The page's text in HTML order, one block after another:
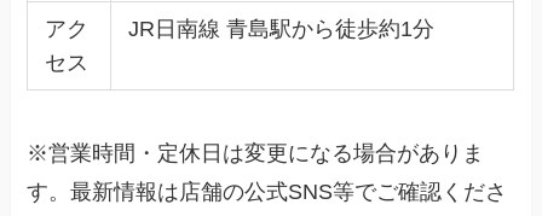
アク
セス
JR日南線 青島駅から徒歩約1分
※営業時間・定休日は変更になる場合がありま
す。最新情報は店舗の公式SNS等でご確認くださ